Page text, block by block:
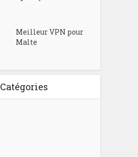
Meilleur VPN pour
Malte
Catégories